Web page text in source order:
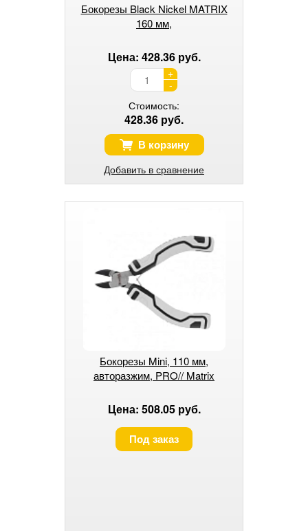
Бокорезы Black Nickel MATRIX
160 мм,
Цена: 428.36 руб.
+
-
Стоимость:
428.36 руб.
В корзину
Добавить в сравнение
Бокорезы Mini, 110 мм,
авторазжим, PRO// Matrix
Цена: 508.05 руб.
Под заказ